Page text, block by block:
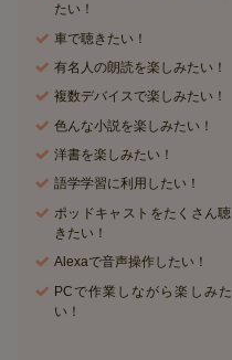
たい！
車で聴きたい！
有名人の朗読を楽しみたい！
複数デバイスで楽しみたい！
色んな小説を楽しみたい！
洋書を楽しみたい！
語学学習に利用したい！
ポッドキャストをたくさん聴
きたい！
Alexaで音声操作したい！
PCで作業しながら楽しみた
い！